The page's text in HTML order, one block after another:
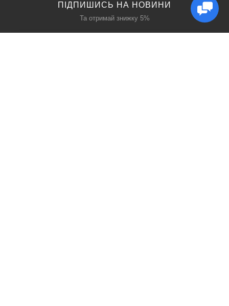
ПІДПИШИСЬ НА НОВИНИ
Та отримай знижку 5%